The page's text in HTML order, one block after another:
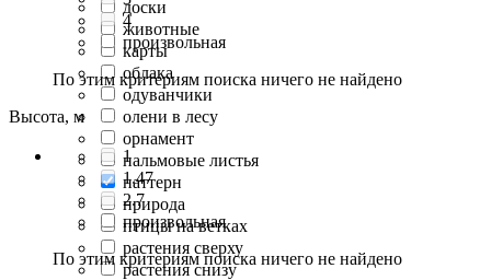
доски
животные
карты
облака
одуванчики
олени в лесу
орнамент
пальмовые листья
паттерн
природа
птицы на ветках
растения сверху
растения снизу
4
произвольная
По этим критериям поиска ничего не найдено
Высота, м
1
1.47
2.7
произвольная
По этим критериям поиска ничего не найдено